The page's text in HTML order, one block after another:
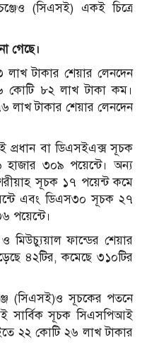
(সিএসই) একই চিত্রে
গেছে।
টাকার শেয়ার লেনদেন
কোটি ৮২ লাখ টাকা কম।
টাকার শেয়ার লেনদেন
প্রধান বা ডিএসইএক্স সূচক
৩০৯ পয়েন্টে। অন্য
সূচক ১৭ পয়েন্ট কমে
এবং ডিএস৩০ সূচক ২৭
পয়েন্টে।
ফান্ডের শেয়ার
৪২টির, কমেছে ৩১০টির
(সিএসই)ও সূচকের পতনে
সার্বিক সূচক সিএসপিআই
২২ কোটি ২৬ লাখ টাকার